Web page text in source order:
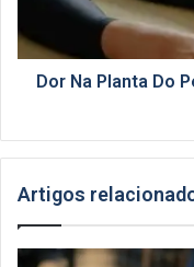
Comuns
E
Como
Dor Na Planta Do
Artigos